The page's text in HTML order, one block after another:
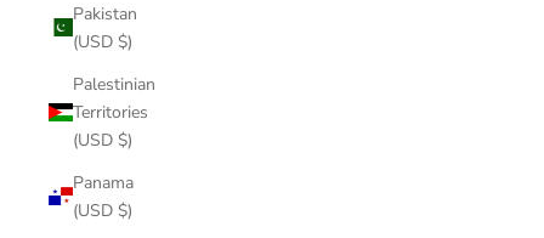
Pakistan
(USD $)
Palestinian
Territories
(USD $)
Panama
(USD $)